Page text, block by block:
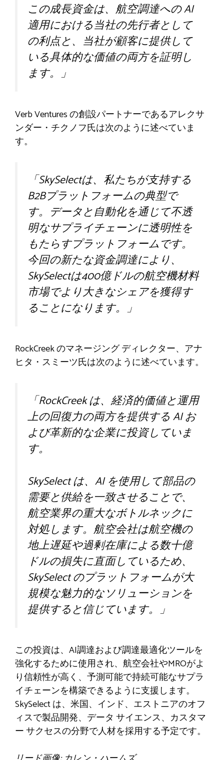
この成長資金は、航空調達への AI
適用における当社の先行者として
の利点と、当社が顧客に提供して
いる具体的な価値の両方を証明し
ます。」
Verb Ventures の創設パートナーであるアレクサ
ンダー・チクノフ氏は次のように述べていま
す。
「SkySelectは、私たちが支持する
B2Bプラットフォームの典型で
す。データと自動化を通じて不透
明なサプライチェーンに透明性を
もたらすプラットフォームです。
今回の新たな資金調達により、
SkySelectは400億ドルの航空機材料
市場でより大きなシェアを獲得す
ることになります。」
RockCreek のマネージング ディレクター、アナ
ヒタ・スミーツ氏は次のように述べています。
「RockCreek は、経済的価値と運用
上の回復力の両方を提供する AI お
よび革新的な企業に投資していま
す。
SkySelect は、AI を使用して部品の
需要と供給を一致させることで、
航空業界の重大なボトルネックに
対処します。航空会社は航空機の
地上遅延や過剰在庫による数十億
ドルの損失に直面しているため、
SkySelect のプラットフォームが大
規模な魅力的なソリューションを
提供すると信じています。」
この投資は、AI調達および調達最適化ツールを
強化するために使用され、航空会社やMROがよ
り信頼性が高く、予測可能で持続可能なサプラ
イチェーンを構築できるように支援します。
SkySelect は、米国、インド、エストニアのオフ
ィスで製品開発、データ サイエンス、カスタマ
ー サクセスの分野で人材を採用する予定です。